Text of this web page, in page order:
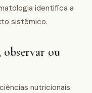
identifica a
sistêmico.
ou
nutricionais